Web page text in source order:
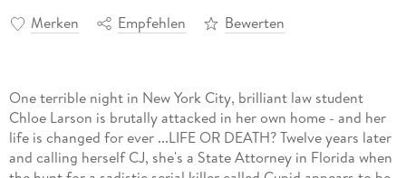
Merken Empfehlen Bewerten
One terrible night in New York City, brilliant law student
Chloe Larson is brutally attacked in her own home - and her
life is changed for ever ...LIFE OR DEATH? Twelve years later
and calling herself CJ, she's a State Attorney in Florida when